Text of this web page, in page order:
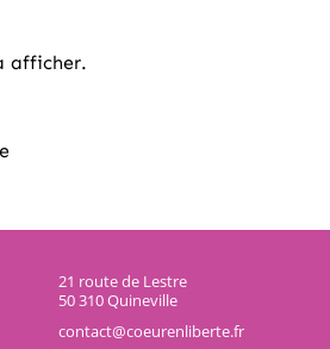
afficher.
21 route de Lestre
50 310 Quineville
contact@coeurenliberte.fr